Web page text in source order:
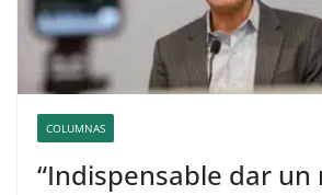
COLUMNAS
“Indispensable dar un